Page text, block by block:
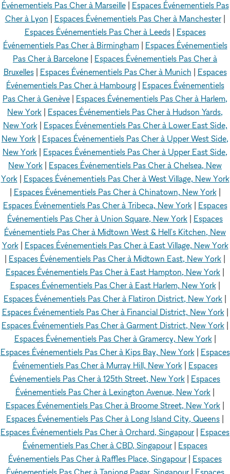
Événementiels Pas Cher à Marseille| Espaces Événementiels Pas
Cher à Lyon
Espaces Événementiels Pas Cher à Manchester|
Espaces Événementiels Pas Cher à Leeds| Espaces
Événementiels Pas Cher à Birmingham| Espaces Événementiels
Pas Cher à Barcelone
Espaces Événementiels Pas Cher à
Bruxelles| Espaces Événementiels Pas Cher à Munich
Espaces
Événementiels Pas Cher à Hambourg| Espaces Événementiels
Pas Cher à Genève
Espaces Événementiels Pas Cher à Harlem,
New York
Espaces Événementiels Pas Cher à Hudson Yards,
New York| Espaces Événementiels Pas Cher à Lower East Side,
New York
Espaces Événementiels Pas Cher à Upper West Side,
New York
Espaces Événementiels Pas Cher à Upper East Side,
New York
Espaces Événementiels Pas Cher à Chelsea, New
York| Espaces Événementiels Pas Cher à West Village, New York
Espaces Événementiels Pas Cher à Chinatown, New York|
Espaces Événementiels Pas Cher à Tribeca, New York| Espaces
Événementiels Pas Cher à Union Square, New York
Espaces
Événementiels Pas Cher à Midtown West & Hell's Kitchen, New
York| Espaces Événementiels Pas Cher à East Village, New York
Espaces Événementiels Pas Cher à Midtown East, New York
Espaces Événementiels Pas Cher à East Hampton, New York
Espaces Événementiels Pas Cher à East Harlem, New York|
Espaces Événementiels Pas Cher à Flatiron District, New York
Espaces Événementiels Pas Cher à Financial District, New York|
Espaces Événementiels Pas Cher à Garment District, New York
Espaces Événementiels Pas Cher à Gramercy, New York|
Espaces Événementiels Pas Cher à Kips Bay, New York| Espaces
Événementiels Pas Cher à Murray Hill, New York| Espaces
Événementiels Pas Cher à 125th Street, New York
Espaces
Événementiels Pas Cher à Lexington Avenue, New York
Espaces Événementiels Pas Cher à Broome Street, New York
Espaces Événementiels Pas Cher à Long Island City, Queens
Espaces Événementiels Pas Cher à Orchard, Singapour
Espaces
Événementiels Pas Cher à CBD, Singapour
Espaces
Événementiels Pas Cher à Raffles Place, Singapour
Espaces
Événementiels Pas Cher à Tanjong Pagar, Singapour| Espaces